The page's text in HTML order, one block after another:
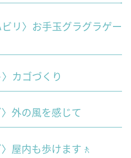
ビリ〉お手玉グラグラゲー
カゴづくり
〉外の風を感じて
〉屋内も歩けます🚶